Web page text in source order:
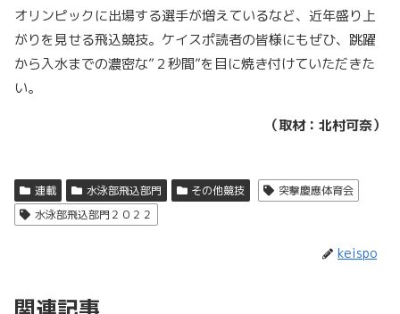
オリンピックに出場する選手が増えているなど、近年盛り上
がりを見せる飛込競技。ケイスポ読者の皆様にもぜひ、跳躍
から入水までの濃密な”２秒間”を目に焼き付けていただきた
い。
（取材：北村可奈）
連載 水泳部飛込部門 その他競技
突撃慶應体育会
水泳部飛込部門２０２２
keispo